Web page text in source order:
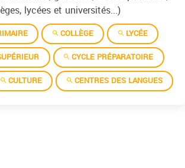
lycées et universités...)
COLLÈGE
LYCÉE
CYCLE PRÉPARATOIRE
CULTURE CENTRES DES LANGUES